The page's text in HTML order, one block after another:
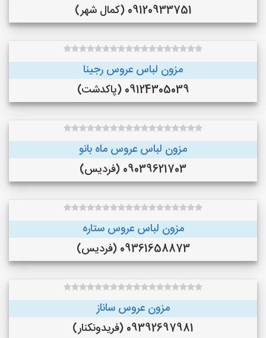
09120933751 (کمال شهر)
مزون لباس عروس رجینا
09124305039 (پاکدشت)
مزون لباس عروس ماه بانو
09039621703 (فردیس)
مزون لباس عروس ستاره
09361658873 (فردیس)
مزون عروس ساناز
09392697981 (فريدونكنار)